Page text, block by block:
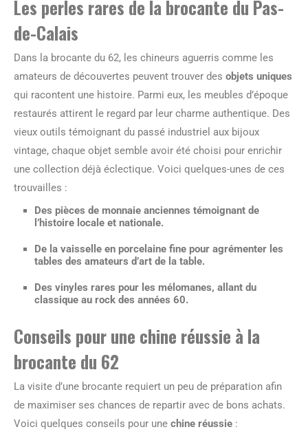
Les perles rares de la brocante du Pas-
de-Calais
Dans la brocante du 62, les chineurs aguerris comme les
amateurs de découvertes peuvent trouver des objets uniques
qui racontent une histoire. Parmi eux, les meubles d’époque
restaurés attirent le regard par leur charme authentique. Des
vieux outils témoignant du passé industriel aux bijoux
vintage, chaque objet semble avoir été choisi pour enrichir
une collection déjà éclectique. Voici quelques-unes de ces
trouvailles :
Des pièces de monnaie anciennes témoignant de
l’histoire locale et nationale.
De la vaisselle en porcelaine fine pour agrémenter les
tables des amateurs d’art de la table.
Des vinyles rares pour les mélomanes, allant du
classique au rock des années 60.
Conseils pour une chine réussie à la
brocante du 62
La visite d’une brocante requiert un peu de préparation afin
de maximiser ses chances de repartir avec de bons achats.
Voici quelques conseils pour une chine réussie :